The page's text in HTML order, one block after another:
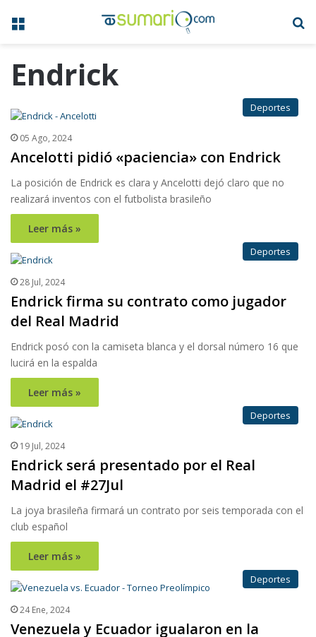
Menú
Endrick
Deportes
05 Ago, 2024
Ancelotti pidió «paciencia» con Endrick
La posición de Endrick es clara y Ancelotti dejó claro que no
realizará inventos con el futbolista brasileño
Leer más »
Deportes
28 Jul, 2024
Endrick firma su contrato como jugador
del Real Madrid
Endrick posó con la camiseta blanca y el dorsal número 16 que
lucirá en la espalda
Leer más »
Deportes
19 Jul, 2024
Endrick será presentado por el Real
Madrid el #27Jul
La joya brasileña firmará un contrato por seis temporada con el
club español
Leer más »
Deportes
24 Ene, 2024
Venezuela y Ecuador igualaron en la